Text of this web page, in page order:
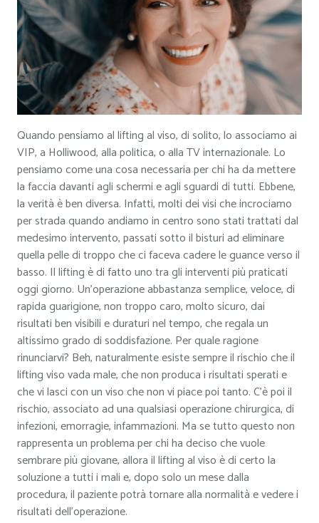
Quando pensiamo al lifting al viso, di solito, lo associamo ai
VIP, a Holliwood, alla politica, o alla TV internazionale. Lo
pensiamo come una cosa necessaria per chi ha da mettere
la faccia davanti agli schermi e agli sguardi di tutti. Ebbene,
la verità è ben diversa. Infatti, molti dei visi che incrociamo
per strada quando andiamo in centro sono stati trattati dal
medesimo intervento, passati sotto il bisturi ad eliminare
quella pelle di troppo che ci faceva cadere le guance verso il
basso. Il lifting è di fatto uno tra gli interventi più praticati
oggi giorno. Un’operazione abbastanza semplice, veloce, di
rapida guarigione, non troppo caro, molto sicuro, dai
risultati ben visibili e duraturi nel tempo, che regala un
altissimo grado di soddisfazione. Per quale ragione
rinunciarvi? Beh, naturalmente esiste sempre il rischio che il
lifting viso vada male, che non produca i risultati sperati e
che vi lasci con un viso che non vi piace poi tanto. C’è poi il
rischio, associato ad una qualsiasi operazione chirurgica, di
infezioni, emorragie, infammazioni. Ma se tutto questo non
rappresenta un problema per chi ha deciso che vuole
sembrare più giovane, allora il lifting al viso è di certo la
soluzione a tutti i mali e, dopo solo un mese dalla
procedura, il paziente potrà tornare alla normalità e vedere i
risultati dell’operazione.